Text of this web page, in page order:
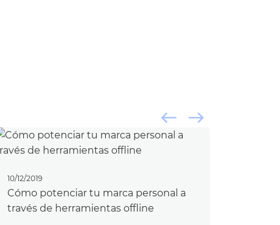
10/12/2019
Cómo potenciar tu marca personal a
través de herramientas offline
east
west